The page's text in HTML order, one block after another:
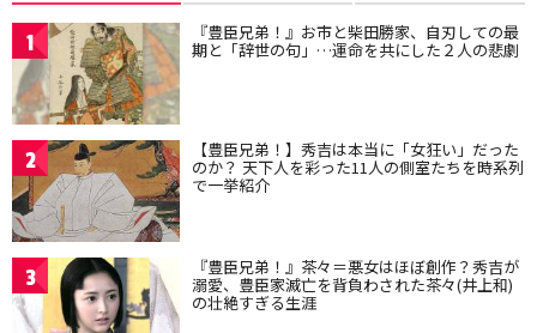
1 『豊臣兄弟！』お市と柴田勝家、自刃しての最
期と「辞世の句」…運命を共にした２人の悲劇
2 【豊臣兄弟！】秀吉は本当に「女狂い」だった
のか？ 天下人を彩った11人の側室たちを時系列
で一挙紹介
3 『豊臣兄弟！』茶々＝悪女はほぼ創作？秀吉が
溺愛、豊臣家滅亡を背負わされた茶々(井上和)
の壮絶すぎる生涯